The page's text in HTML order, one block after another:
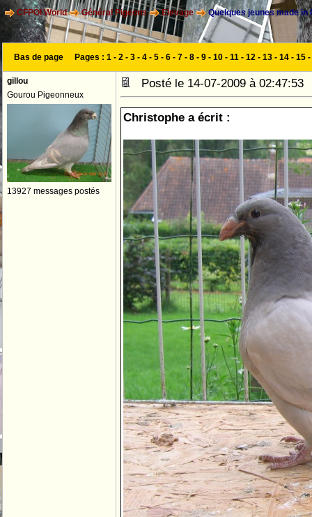
CFPOI World Général Pigeons Elevage Quelques jeunes made in
Bas de page Pages : 1 - 2 - 3 - 4 - 5 - 6 - 7 - 8 - 9 - 10 - 11 - 12 - 13 - 14 - 15 -
gillou
Gourou Pigeonneux
13927 messages postés
Posté le 14-07-2009 à
Christophe a écrit :